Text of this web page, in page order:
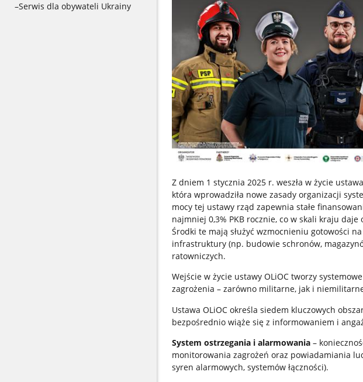
–Serwis dla obywateli Ukrainy
Z dniem 1 stycznia 2025 r. weszła w życie
która wprowadziła nowe zasady organizacji
mocy tej ustawy rząd zapewnia stałe
najmniej 0,3% PKB rocznie, co w skali kraju daje
Środki te mają służyć wzmocnieniu gotowości
infrastruktury (np. budowie schronów,
ratowniczych.
Wejście w życie ustawy OLiOC tworzy
zagrożenia – zarówno militarne, jak i
Ustawa OLiOC określa siedem kluczowych
bezpośrednio wiąże się z informowaniem i
System ostrzegania i alarmowania–
monitorowania zagrożeń oraz powiadamiania
syren alarmowych, systemów łączności).